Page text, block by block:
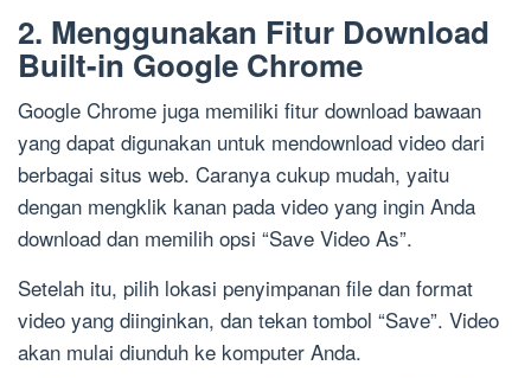
2. Menggunakan Fitur Download
Built-in Google Chrome
Google Chrome juga memiliki fitur download bawaan
yang dapat digunakan untuk mendownload video dari
berbagai situs web. Caranya cukup mudah, yaitu
dengan mengklik kanan pada video yang ingin Anda
download dan memilih opsi “Save Video As”.
Setelah itu, pilih lokasi penyimpanan file dan format
video yang diinginkan, dan tekan tombol “Save”. Video
akan mulai diunduh ke komputer Anda.